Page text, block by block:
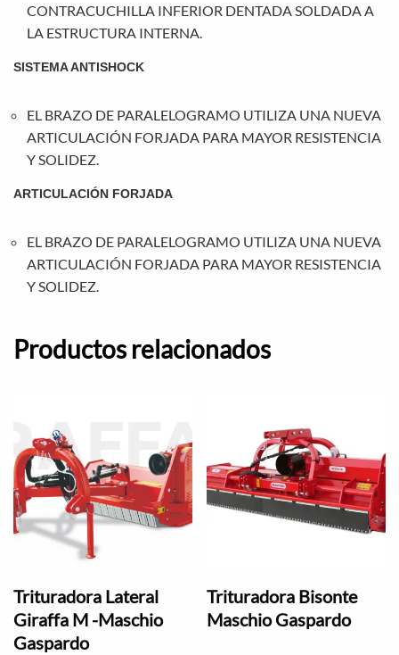
CONTRACUCHILLA INFERIOR DENTADA SOLDADA A
LA ESTRUCTURA INTERNA.
SISTEMA ANTISHOCK
EL BRAZO DE PARALELOGRAMO UTILIZA UNA NUEVA
ARTICULACIÓN FORJADA PARA MAYOR RESISTENCIA
Y SOLIDEZ.
ARTICULACIÓN FORJADA
EL BRAZO DE PARALELOGRAMO UTILIZA UNA NUEVA
ARTICULACIÓN FORJADA PARA MAYOR RESISTENCIA
Y SOLIDEZ.
Productos relacionados
Trituradora Lateral
Giraffa M -Maschio
Gaspardo
Trituradora Bisonte
Maschio Gaspardo